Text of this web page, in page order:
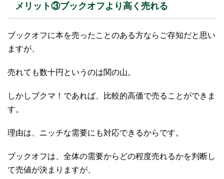
メリット③ブックオフより高く売れる
ブックオフに本を売ったことのある方ならご存知だと思い
ますが、
売れても数十円というのは関の山。
しかしブクマ！であれば、比較的高価で売ることができま
す。
理由は、ニッチな需要にも対応できるからです。
ブックオフは、全体の需要からどの程度売れるかを判断し
て売値が決まりますが、